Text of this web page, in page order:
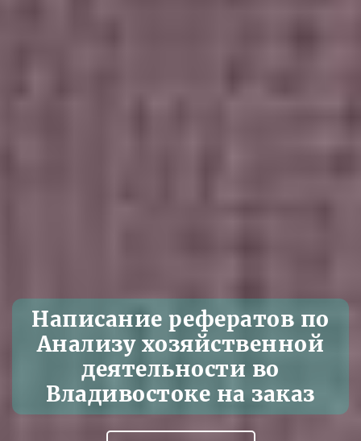
Написание рефератов по
Анализу хозяйственной
деятельности во
Владивостоке на заказ